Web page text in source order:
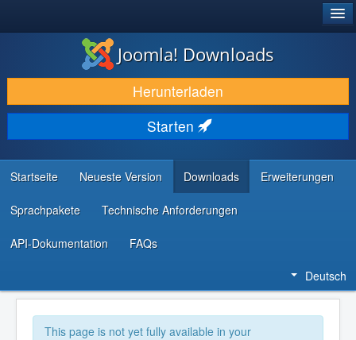
DOWNLOAD & ERWEITERN
ENTDECKEN & LERNEN
COMMUNITY & SUPPORT
RESSOURCEN FÜR ENTWICKLER
Joomla! Downloads
Herunterladen
Starten
Startseite Neueste Version Downloads Erweiterungen
Sprachpakete Technische Anforderungen
API-Dokumentation FAQs
Deutsch
This page is not yet fully available in your